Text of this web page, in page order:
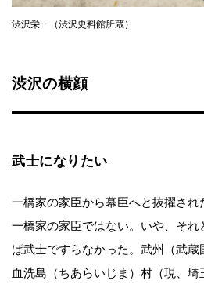
渋沢栄一（渋沢史料館所蔵）
渋沢の横顔
武士になりたい
一橋家の家臣から幕臣へと抜擢さ
一橋家の家臣ではない。いや、そ
ば武士ですらなかった。武州（武
血洗島（ちあらいじま）村（現、埼